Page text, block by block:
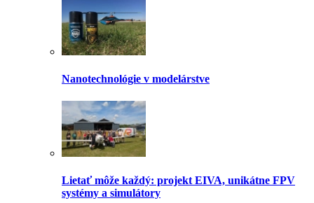
Nanotechnológie v modelárstve
Lietať môže každý: projekt EIVA, unikátne FPV
systémy a simulátory